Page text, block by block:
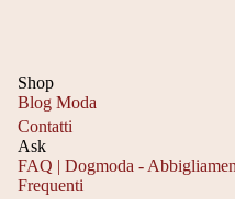
Shop
Blog Moda
Contatti
Ask
FAQ | Dogmoda -
FrequentiInformativa sulla privacy